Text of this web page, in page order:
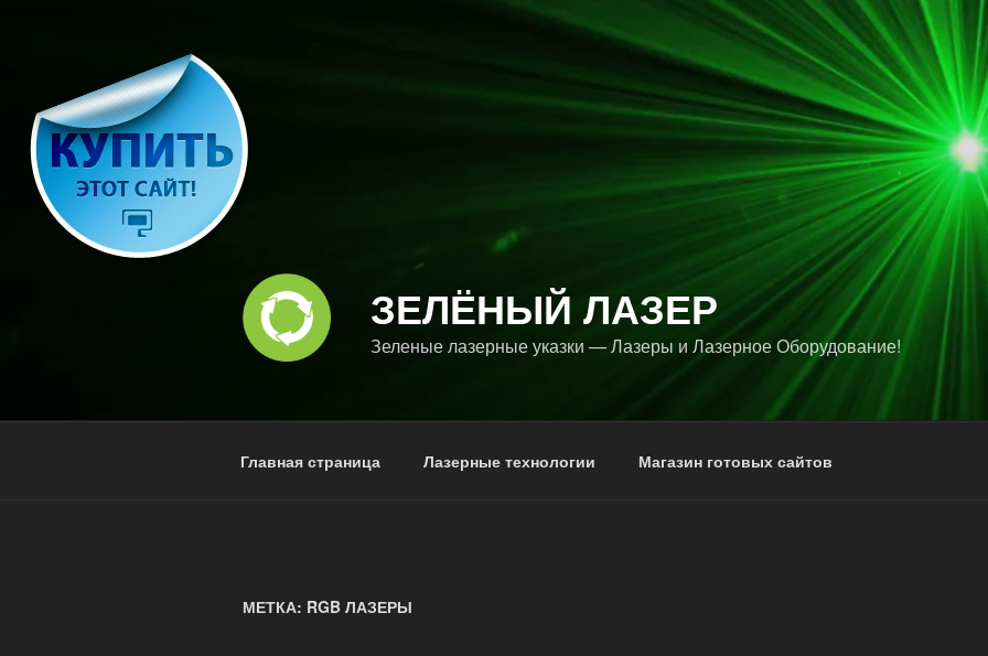
ЗЕЛЁНЫЙ ЛАЗЕР
Зеленые лазерные указки — Лазеры и Лазерное Оборудование!
Главная страница Лазерные технологии Магазин готовых сайтов
МЕТКА: RGB ЛАЗЕРЫ